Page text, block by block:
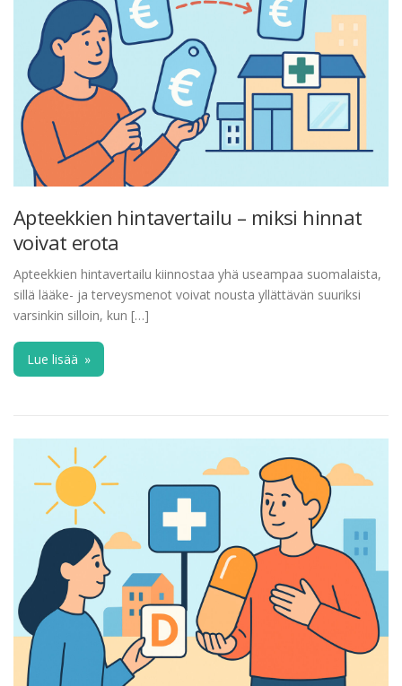
Apteekkien hintavertailu – miksi hinnat
voivat erota
Apteekkien hintavertailu kiinnostaa yhä useampaa suomalaista,
sillä lääke- ja terveysmenot voivat nousta yllättävän suuriksi
varsinkin silloin, kun […]
Lue lisää »